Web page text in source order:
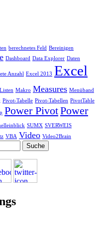
berechnetes Feld Bereinigen
Dashboard Data Explorer Daten
Anzahl Excel 2013 Excel
Listen Makro Measures Menüband
Pivot-Tabelle Pivot-Tabellen PivotTable
Power PivotPower
SUMX SVERWEIS
VBA Video Video2Brain